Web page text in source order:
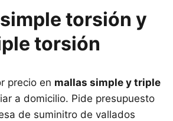
torsión y
torsión
precio en mallas simple y triple
a domicilio. Pide presupuesto
de suminitro de vallados